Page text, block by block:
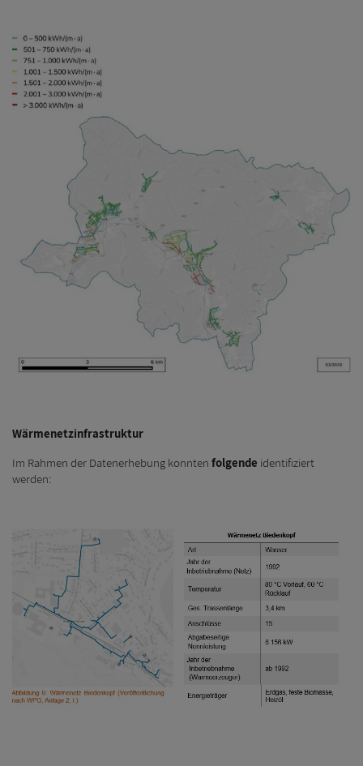
Wärmenetzinfrastruktur
Im Rahmen der Datenerhebung konnten folgende identifiziert
werden: